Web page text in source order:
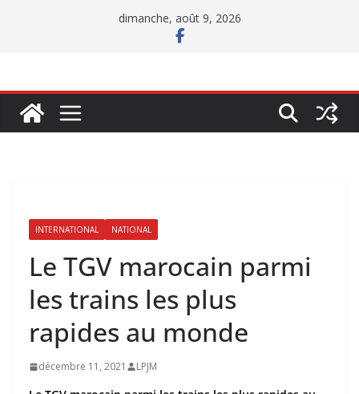
dimanche, août 9, 2026
INTERNATIONAL NATIONAL
Le TGV marocain parmi
les trains les plus
rapides au monde
décembre 11, 2021 LPJM